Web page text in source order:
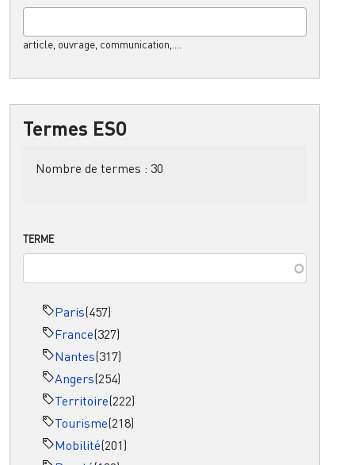
article, ouvrage, communication,....
Termes ESO
Nombre de termes : 30
TERME
Paris(457)
France(327)
Nantes(317)
Angers(254)
Territoire(222)
Tourisme(218)
Mobilité(201)